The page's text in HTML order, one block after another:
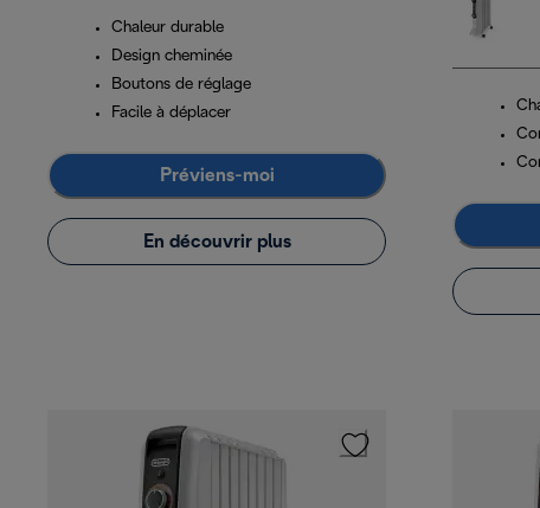
Chaleur durable
Design cheminée
Boutons de réglage
Facile à déplacer
Préviens-moi
En découvrir plus